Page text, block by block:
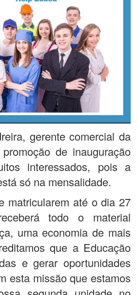
gerente comercial da
de inauguração
interessados, pois a
só na mensalidade.
matricularem até o dia 27
todo o material
uma economia de mais
que a Educação
e gerar oportunidades
esta missão que estamos